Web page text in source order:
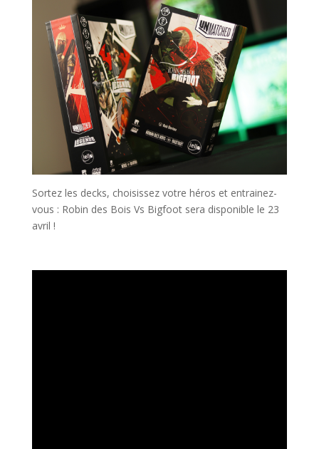
Sortez les decks, choisissez votre héros et entrainez-
vous : Robin des Bois Vs Bigfoot sera disponible le 23
avril !